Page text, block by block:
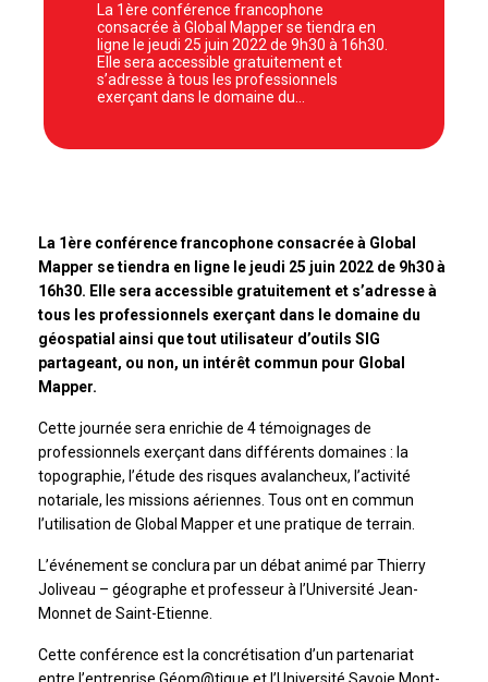
La 1ère conférence francophone
consacrée à Global Mapper se tiendra en
ligne le jeudi 25 juin 2022 de 9h30 à 16h30.
Elle sera accessible gratuitement et
s’adresse à tous les professionnels
exerçant dans le domaine du…
La 1ère conférence francophone consacrée à Global
Mapper se tiendra en ligne le jeudi 25 juin 2022 de 9h30 à
16h30. Elle sera accessible gratuitement et s’adresse à
tous les professionnels exerçant dans le domaine du
géospatial ainsi que tout utilisateur d’outils SIG
partageant, ou non, un intérêt commun pour Global
Mapper.
Cette journée sera enrichie de 4 témoignages de
professionnels exerçant dans différents domaines : la
topographie, l’étude des risques avalancheux, l’activité
notariale, les missions aériennes. Tous ont en commun
l’utilisation de Global Mapper et une pratique de terrain.
L’événement se conclura par un débat animé par Thierry
Joliveau – géographe et professeur à l’Université Jean-
Monnet de Saint-Etienne.
Cette conférence est la concrétisation d’un partenariat